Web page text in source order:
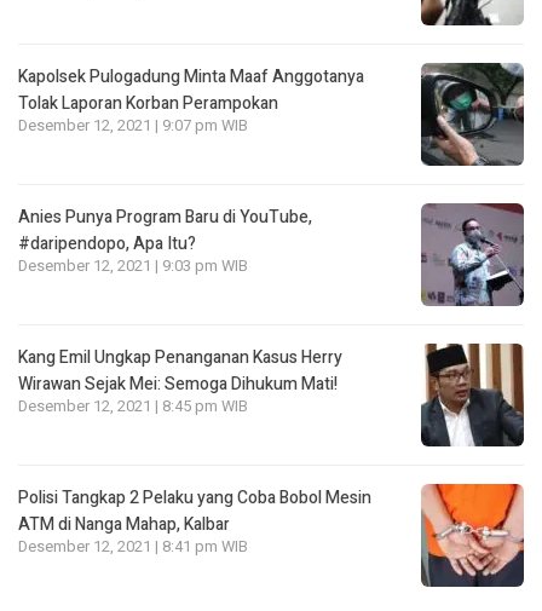
Kapolsek Pulogadung Minta Maaf Anggotanya
Tolak Laporan Korban Perampokan
Desember 12, 2021 | 9:07 pm WIB
Anies Punya Program Baru di YouTube,
#daripendopo, Apa Itu?
Desember 12, 2021 | 9:03 pm WIB
Kang Emil Ungkap Penanganan Kasus Herry
Wirawan Sejak Mei: Semoga Dihukum Mati!
Desember 12, 2021 | 8:45 pm WIB
Polisi Tangkap 2 Pelaku yang Coba Bobol Mesin
ATM di Nanga Mahap, Kalbar
Desember 12, 2021 | 8:41 pm WIB